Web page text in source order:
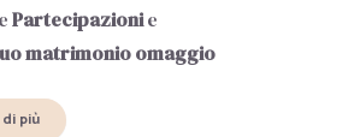
Partecipazionie
matrimonioomaggio
più